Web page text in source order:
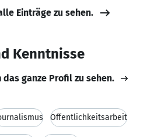
Einträge zu sehen.
Kenntnisse
das ganze Profil zu sehen.
Öffentlichkeitsarbeit